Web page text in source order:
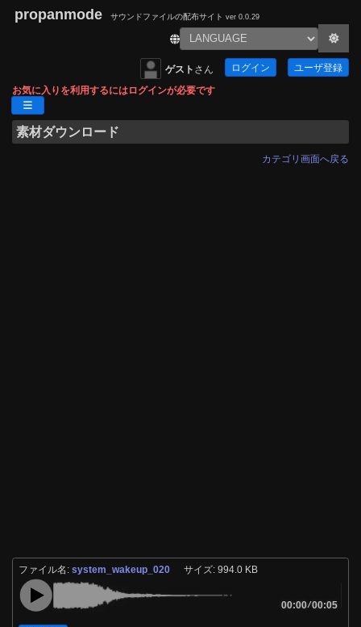
propanmode サウンドファイルの配布サイト ver 0.0.29
ゲスト さん ログイン ユーザ登録
お気に入りを利用するにはログインが必要です
素材ダウンロード
カテゴリ画面へ戻る
ファイル名:system_wakeup_020 サイズ: 994.0 KB
00:00/00:05